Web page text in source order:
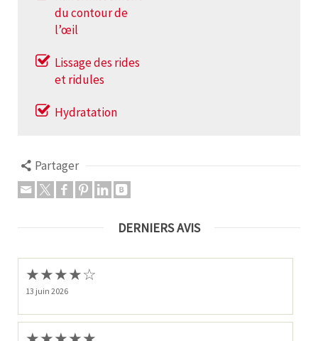
du contour de
l’œil
Lissage des rides
et ridules
Hydratation
Partager
DERNIERS AVIS
★★★★☆
13 juin 2026